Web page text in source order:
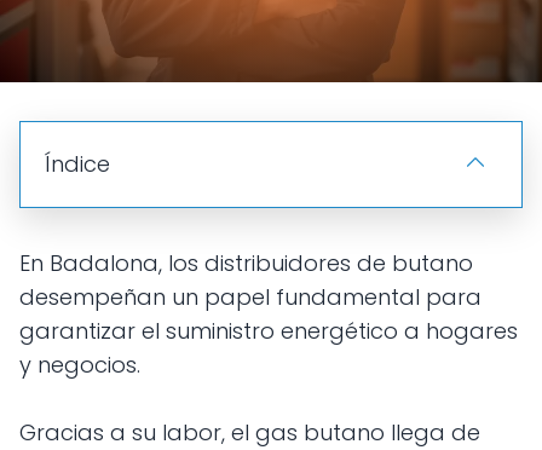
Índice
En Badalona, los distribuidores de butano
desempeñan un papel fundamental para
garantizar el suministro energético a hogares
y negocios.
Gracias a su labor, el gas butano llega de